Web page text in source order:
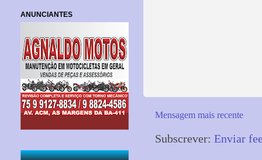
Mensagem mais recente
Subscrever: Enviar
ANUNCIANTES